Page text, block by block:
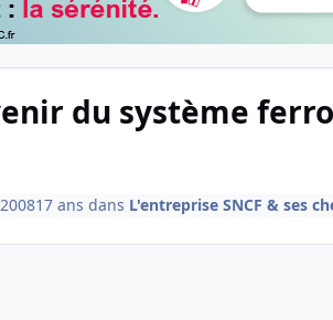
du système
17 ans dans L'entreprise SNCF & ses